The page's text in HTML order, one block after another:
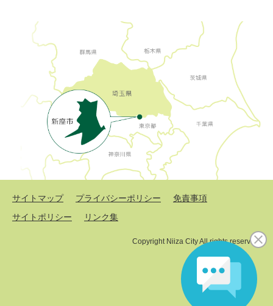
サイトマップ プライバシーポリシー
免責事項
サイトポリシー
リンク集
Copyright Niiza City All rights reserved.